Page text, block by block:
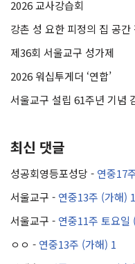
2026 교사강습회
강촌 성 요한 피정의 집 공간
제36회 서울교구 성가제
2026 워십투게더 ‘연합’
서울교구 설립 61주년 기념
최신 댓글
성공회영등포성당 - 연중17
서울교구 - 연중13주 (가해) 1
서울교구 - 연중11주 토요일
ㅇㅇ - 연중13주 (가해) 1